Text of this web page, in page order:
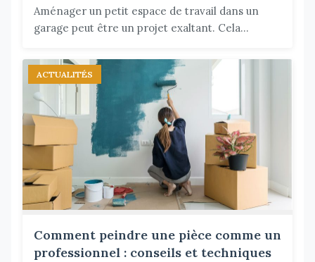
Aménager un petit espace de travail dans un
garage peut être un projet exaltant. Cela...
ACTUALITÉS
Comment peindre une pièce comme un
professionnel : conseils et techniques